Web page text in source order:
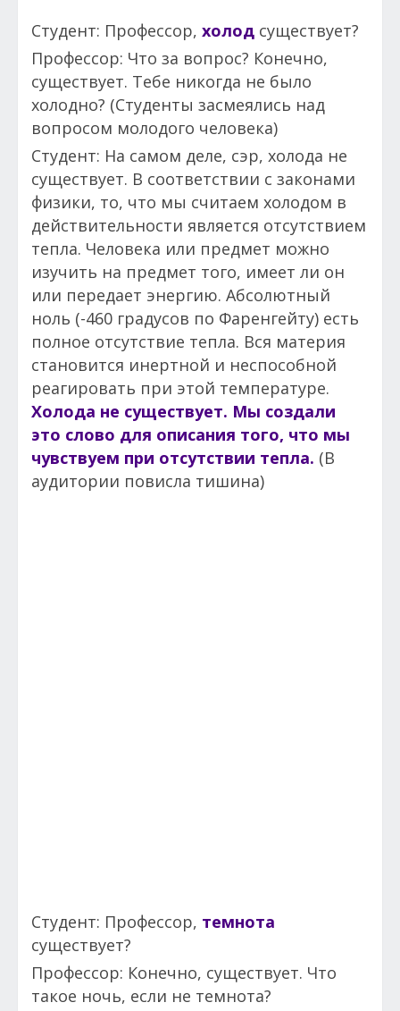
Студент: Профессор, холод существует?
Профессор: Что за вопрос? Конечно,
существует. Тебе никогда не было
холодно? (Студенты засмеялись над
вопросом молодого человека)
Студент: На самом деле, сэр, холода не
существует. В соответствии с законами
физики, то, что мы считаем холодом в
действительности является отсутствием
тепла. Человека или предмет можно
изучить на предмет того, имеет ли он
или передает энергию. Абсолютный
ноль (-460 градусов по Фаренгейту) есть
полное отсутствие тепла. Вся материя
становится инертной и неспособной
реагировать при этой температуре.
Холода не существует. Мы создали
это слово для описания того, что мы
чувствуем при отсутствии тепла. (В
аудитории повисла тишина)
Студент: Профессор, темнота
существует?
Профессор: Конечно, существует. Что
такое ночь, если не темнота?